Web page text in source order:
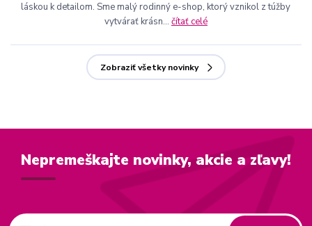
láskou k detailom. Sme malý rodinný e-shop, ktorý vznikol z túžby
vytvárať krásn... čítať celé
Zobraziť všetky novinky
Nepremeškajte novinky, akcie a zľavy!